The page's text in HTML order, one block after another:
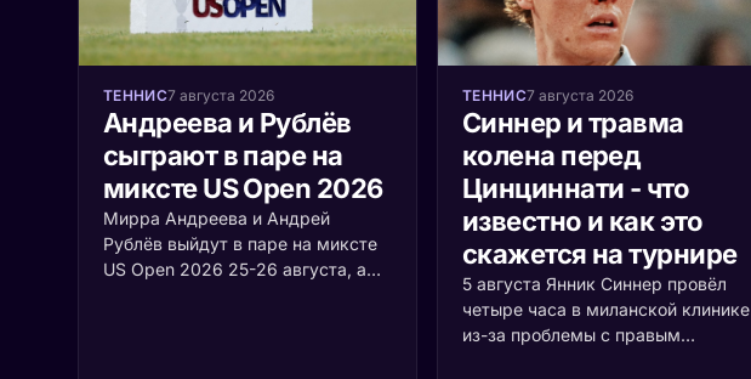
ТЕННИС7 августа 2026
Андреева и Рублёв
сыграют в паре на
миксте US Open 2026
Мирра Андреева и Андрей
Рублёв выйдут в паре на миксте
US Open 2026 25-26 августа, а
ТЕННИС7 августа 2026
Синнер и травма
колена перед
Цинциннати - что
известно и как это
скажется на турнире
5 августа Янник Синнер провёл
четыре часа в миланской клинике
из-за проблемы с правым